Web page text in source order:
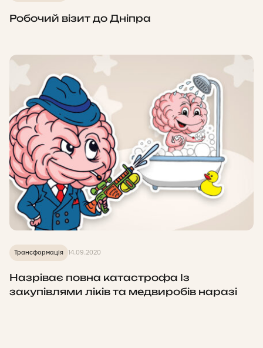
Робочий візит до Дніпра
Трансформація 14.09.2020
Назріває повна катастрофа Із
закупівлями ліків та медвиробів наразі